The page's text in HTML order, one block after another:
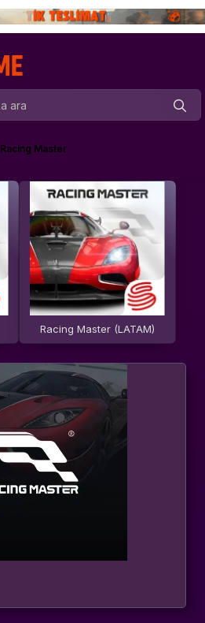
Racing Master
Racing Master (LATAM)